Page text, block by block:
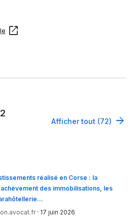
Afficher tout (72)
réalisé en Corse : la
des immobilisations, les
· 17 juin 2026